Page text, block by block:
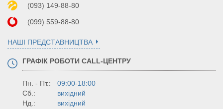
(093) 149-88-80
(099) 559-88-80
НАШІ ПРЕДСТАВНИЦТВА
ГРАФІК РОБОТИ CALL-ЦЕНТРУ
Пн. - Пт.:
09:00-18:00
Сб.:
вихідний
Нд.:
вихідний